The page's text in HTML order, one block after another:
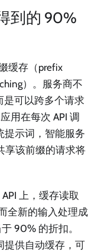
到的 90%
缓存（prefix
）。服务商不
可以跨多个请求
用在每次 API 调
示词，智能服务
享该前缀的请求将
上，缓存读取
全新的输入处理成
90% 的折扣。
提供自动缓存，可